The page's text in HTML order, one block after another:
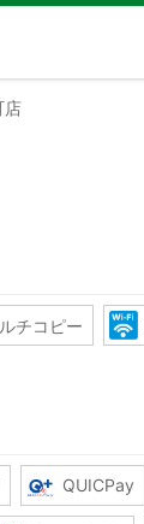
店
チコピー
QUICPay